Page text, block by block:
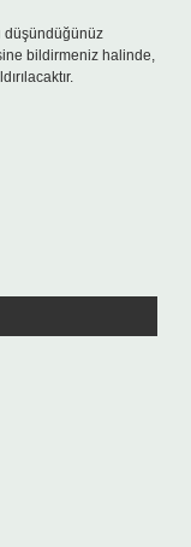
düşündüğünüz
bildirmeniz halinde,